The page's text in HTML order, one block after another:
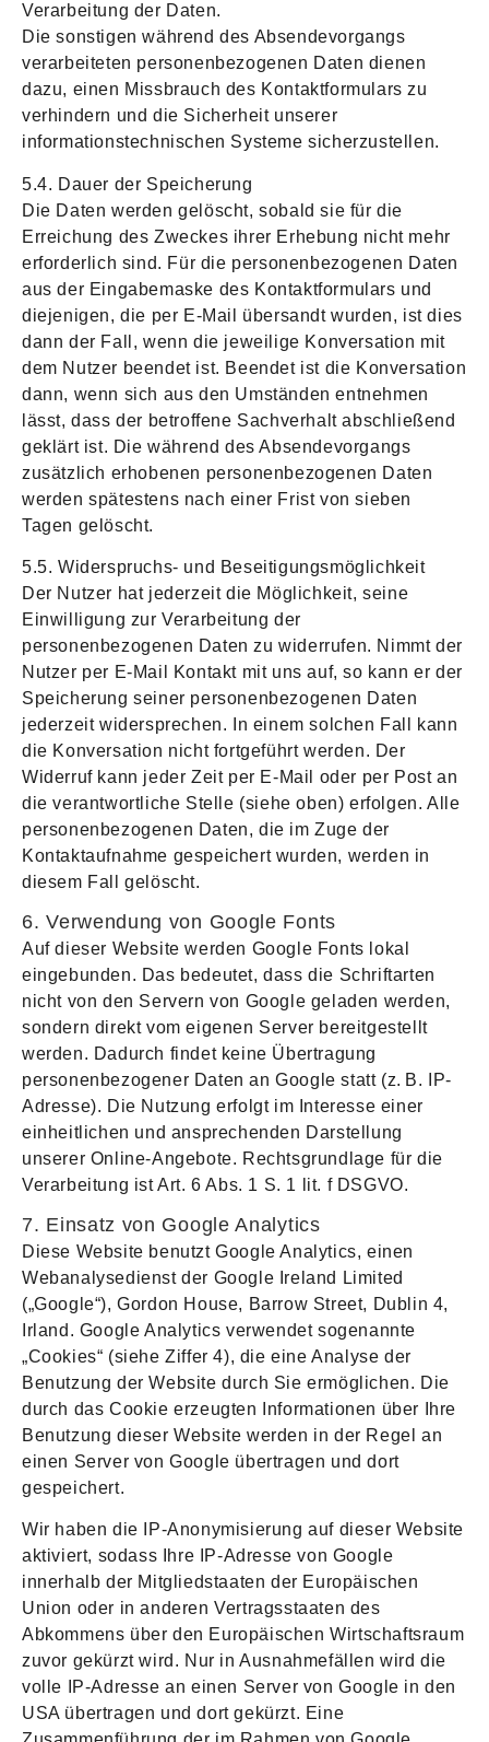
Verarbeitung der Daten.
Die sonstigen während des Absendevorgangs
verarbeiteten personenbezogenen Daten dienen
dazu, einen Missbrauch des Kontaktformulars zu
verhindern und die Sicherheit unserer
informationstechnischen Systeme sicherzustellen.
5.4. Dauer der Speicherung
Die Daten werden gelöscht, sobald sie für die
Erreichung des Zweckes ihrer Erhebung nicht mehr
erforderlich sind. Für die personenbezogenen Daten
aus der Eingabemaske des Kontaktformulars und
diejenigen, die per E-Mail übersandt wurden, ist dies
dann der Fall, wenn die jeweilige Konversation mit
dem Nutzer beendet ist. Beendet ist die Konversation
dann, wenn sich aus den Umständen entnehmen
lässt, dass der betroffene Sachverhalt abschließend
geklärt ist. Die während des Absendevorgangs
zusätzlich erhobenen personenbezogenen Daten
werden spätestens nach einer Frist von sieben
Tagen gelöscht.
5.5. Widerspruchs- und Beseitigungsmöglichkeit
Der Nutzer hat jederzeit die Möglichkeit, seine
Einwilligung zur Verarbeitung der
personenbezogenen Daten zu widerrufen. Nimmt der
Nutzer per E-Mail Kontakt mit uns auf, so kann er der
Speicherung seiner personenbezogenen Daten
jederzeit widersprechen. In einem solchen Fall kann
die Konversation nicht fortgeführt werden. Der
Widerruf kann jeder Zeit per E-Mail oder per Post an
die verantwortliche Stelle (siehe oben) erfolgen. Alle
personenbezogenen Daten, die im Zuge der
Kontaktaufnahme gespeichert wurden, werden in
diesem Fall gelöscht.
6. Verwendung von Google Fonts
Auf dieser Website werden Google Fonts lokal
eingebunden. Das bedeutet, dass die Schriftarten
nicht von den Servern von Google geladen werden,
sondern direkt vom eigenen Server bereitgestellt
werden. Dadurch findet keine Übertragung
personenbezogener Daten an Google statt (z. B. IP-
Adresse). Die Nutzung erfolgt im Interesse einer
einheitlichen und ansprechenden Darstellung
unserer Online-Angebote. Rechtsgrundlage für die
Verarbeitung ist Art. 6 Abs. 1 S. 1 lit. f DSGVO.
7. Einsatz von Google Analytics
Diese Website benutzt Google Analytics, einen
Webanalysedienst der Google Ireland Limited
(„Google“), Gordon House, Barrow Street, Dublin 4,
Irland. Google Analytics verwendet sogenannte
„Cookies“ (siehe Ziffer 4), die eine Analyse der
Benutzung der Website durch Sie ermöglichen. Die
durch das Cookie erzeugten Informationen über Ihre
Benutzung dieser Website werden in der Regel an
einen Server von Google übertragen und dort
gespeichert.
Wir haben die IP-Anonymisierung auf dieser Website
aktiviert, sodass Ihre IP-Adresse von Google
innerhalb der Mitgliedstaaten der Europäischen
Union oder in anderen Vertragsstaaten des
Abkommens über den Europäischen Wirtschaftsraum
zuvor gekürzt wird. Nur in Ausnahmefällen wird die
volle IP-Adresse an einen Server von Google in den
USA übertragen und dort gekürzt. Eine